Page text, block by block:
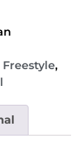
Freestyle,